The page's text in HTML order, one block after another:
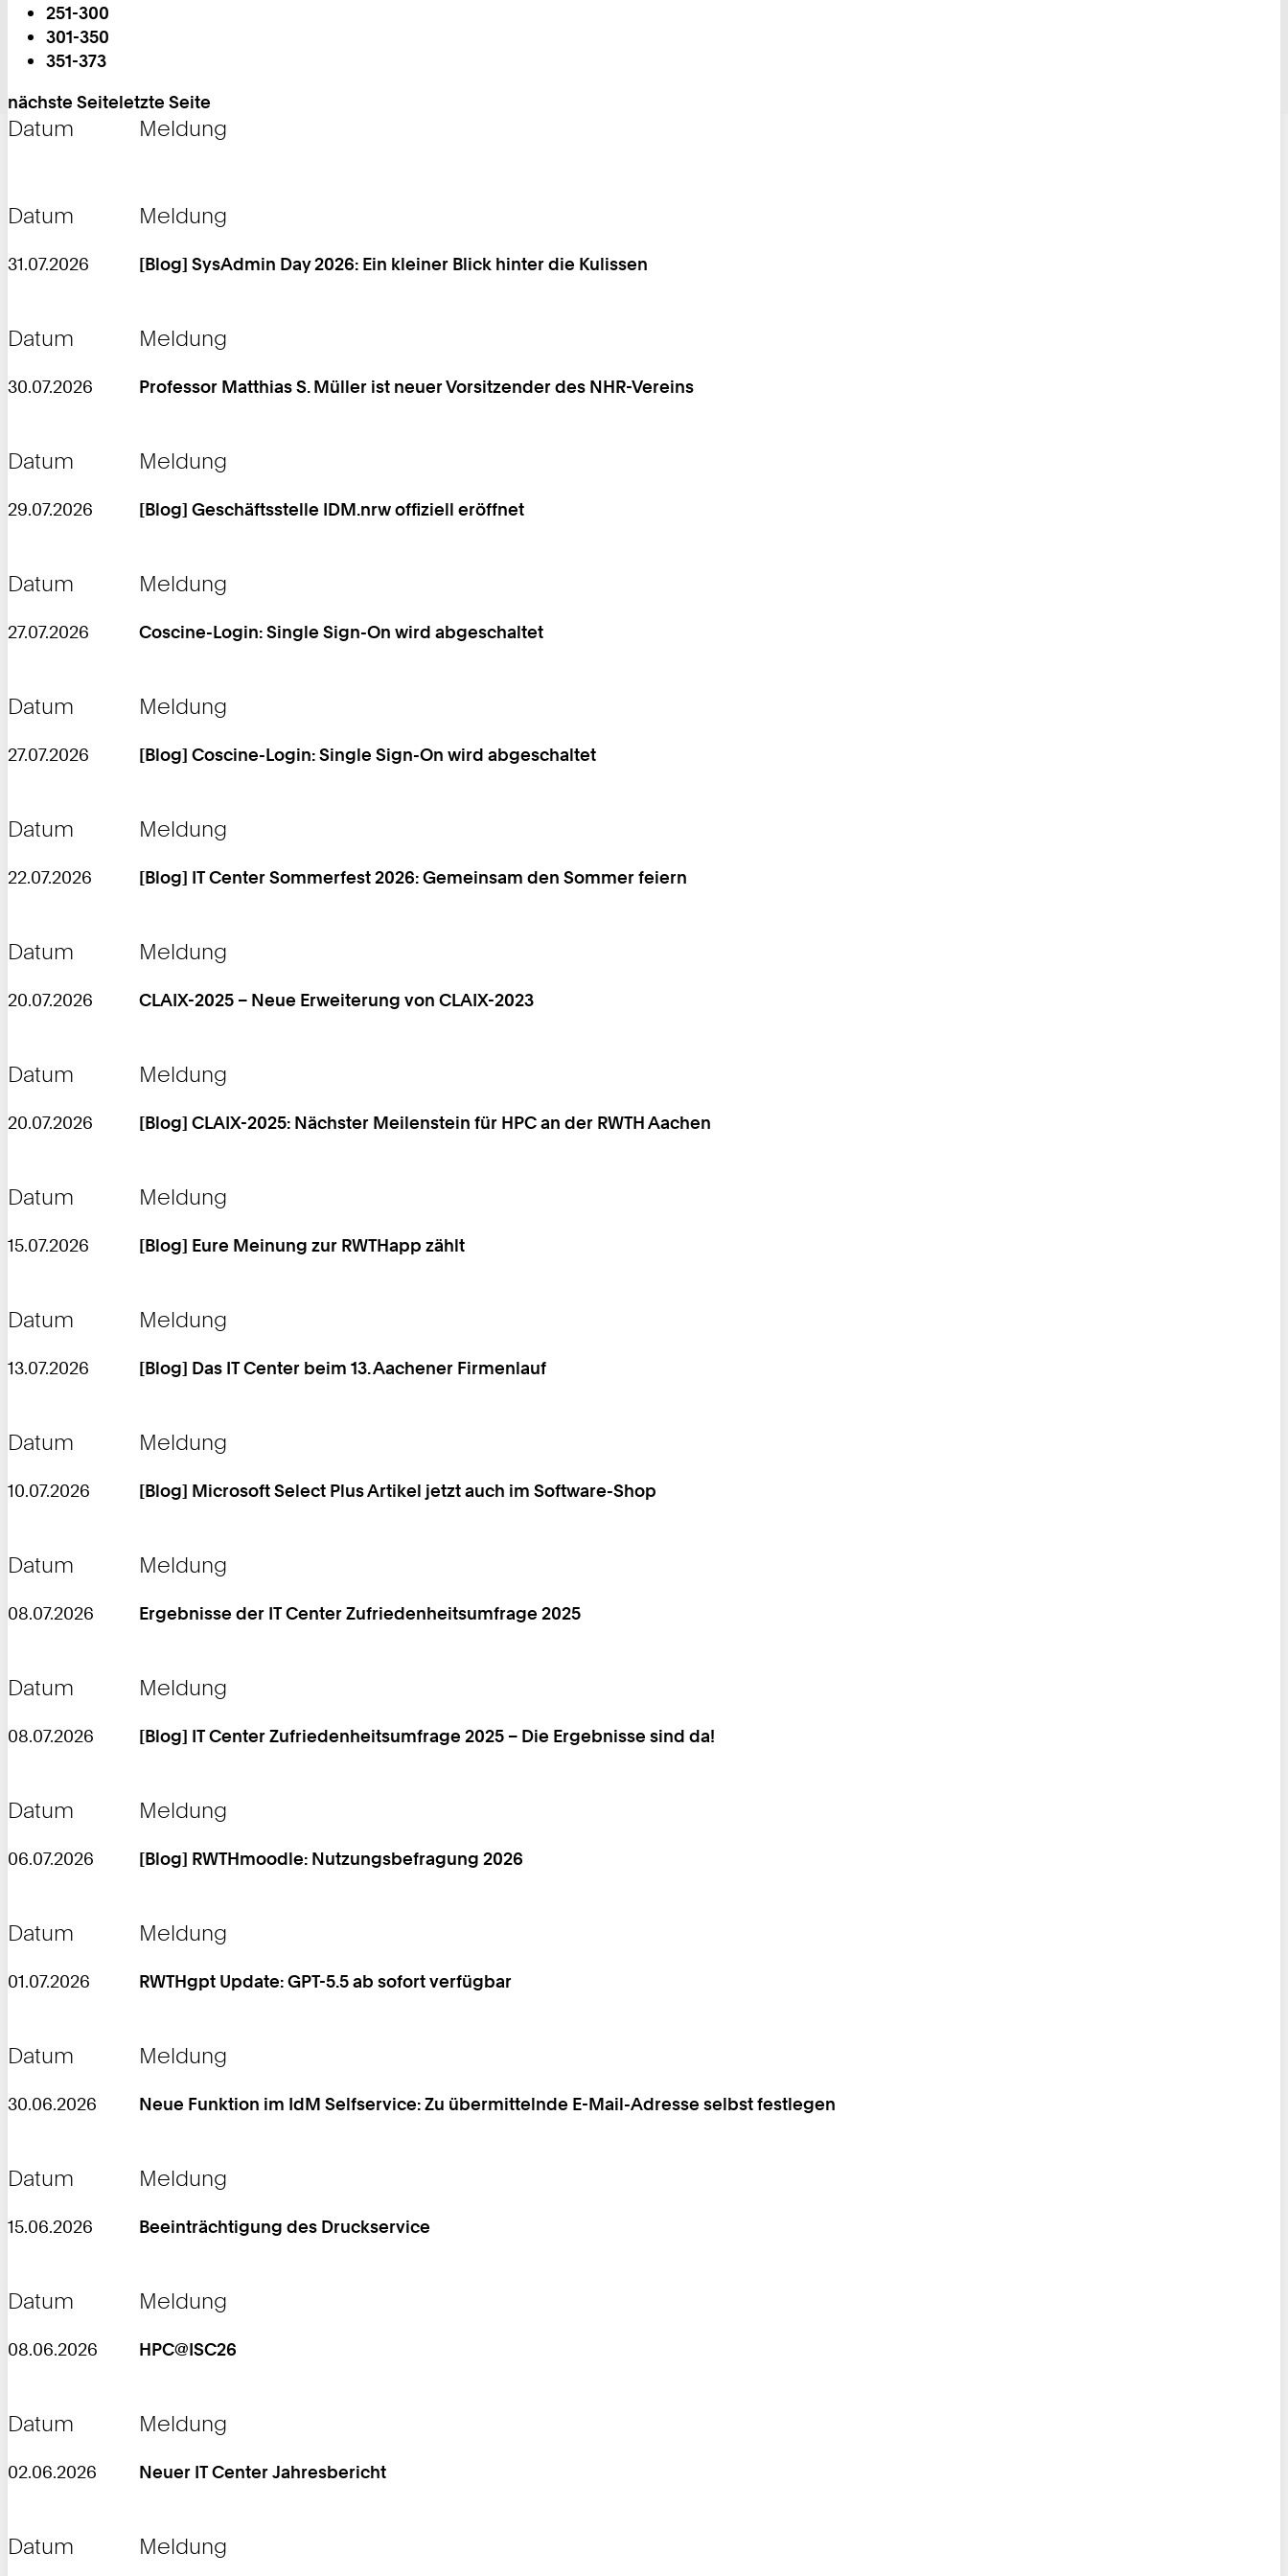
251-300
301-350
351-373
nächste Seiteletzte Seite
Datum Meldung
Datum
31.07.2026
Meldung
[Blog] SysAdmin Day 2026: Ein kleiner Blick hinter die Kulissen
Datum
30.07.2026
Meldung
Professor Matthias S. Müller ist neuer Vorsitzender des NHR-Vereins
Datum
29.07.2026
Meldung
[Blog] Geschäftsstelle IDM.nrw offiziell eröffnet
Datum
27.07.2026
Meldung
Coscine-Login: Single Sign-On wird abgeschaltet
Datum
27.07.2026
Meldung
[Blog] Coscine-Login: Single Sign-On wird abgeschaltet
Datum
22.07.2026
Meldung
[Blog] IT Center Sommerfest 2026: Gemeinsam den Sommer feiern
Datum
20.07.2026
Meldung
CLAIX-2025 – Neue Erweiterung von CLAIX-2023
Datum
20.07.2026
Meldung
[Blog] CLAIX-2025: Nächster Meilenstein für HPC an der RWTH Aachen
Datum
15.07.2026
Meldung
[Blog] Eure Meinung zur RWTHapp zählt
Datum
13.07.2026
Meldung
[Blog] Das IT Center beim 13. Aachener Firmenlauf
Datum
10.07.2026
Meldung
[Blog] Microsoft Select Plus Artikel jetzt auch im Software-Shop
Datum
08.07.2026
Meldung
Ergebnisse der IT Center Zufriedenheitsumfrage 2025
Datum
08.07.2026
Meldung
[Blog] IT Center Zufriedenheitsumfrage 2025 – Die Ergebnisse sind da!
Datum
06.07.2026
Meldung
[Blog] RWTHmoodle: Nutzungsbefragung 2026
Datum
01.07.2026
Meldung
RWTHgpt Update: GPT-5.5 ab sofort verfügbar
Datum
30.06.2026
Meldung
Neue Funktion im IdM Selfservice: Zu übermittelnde E-Mail-Adresse selbst festlegen
Datum
15.06.2026
Meldung
Beeinträchtigung des Druckservice
Datum
08.06.2026
Meldung
HPC@ISC26
Datum
02.06.2026
Meldung
Neuer IT Center Jahresbericht
Datum Meldung